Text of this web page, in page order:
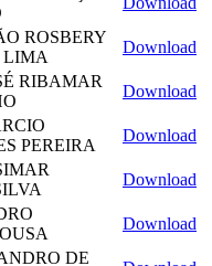
ROSBERY
LIMA
Download
RIBAMAR
Download
PEREIRA
Download
Download
Download
DE